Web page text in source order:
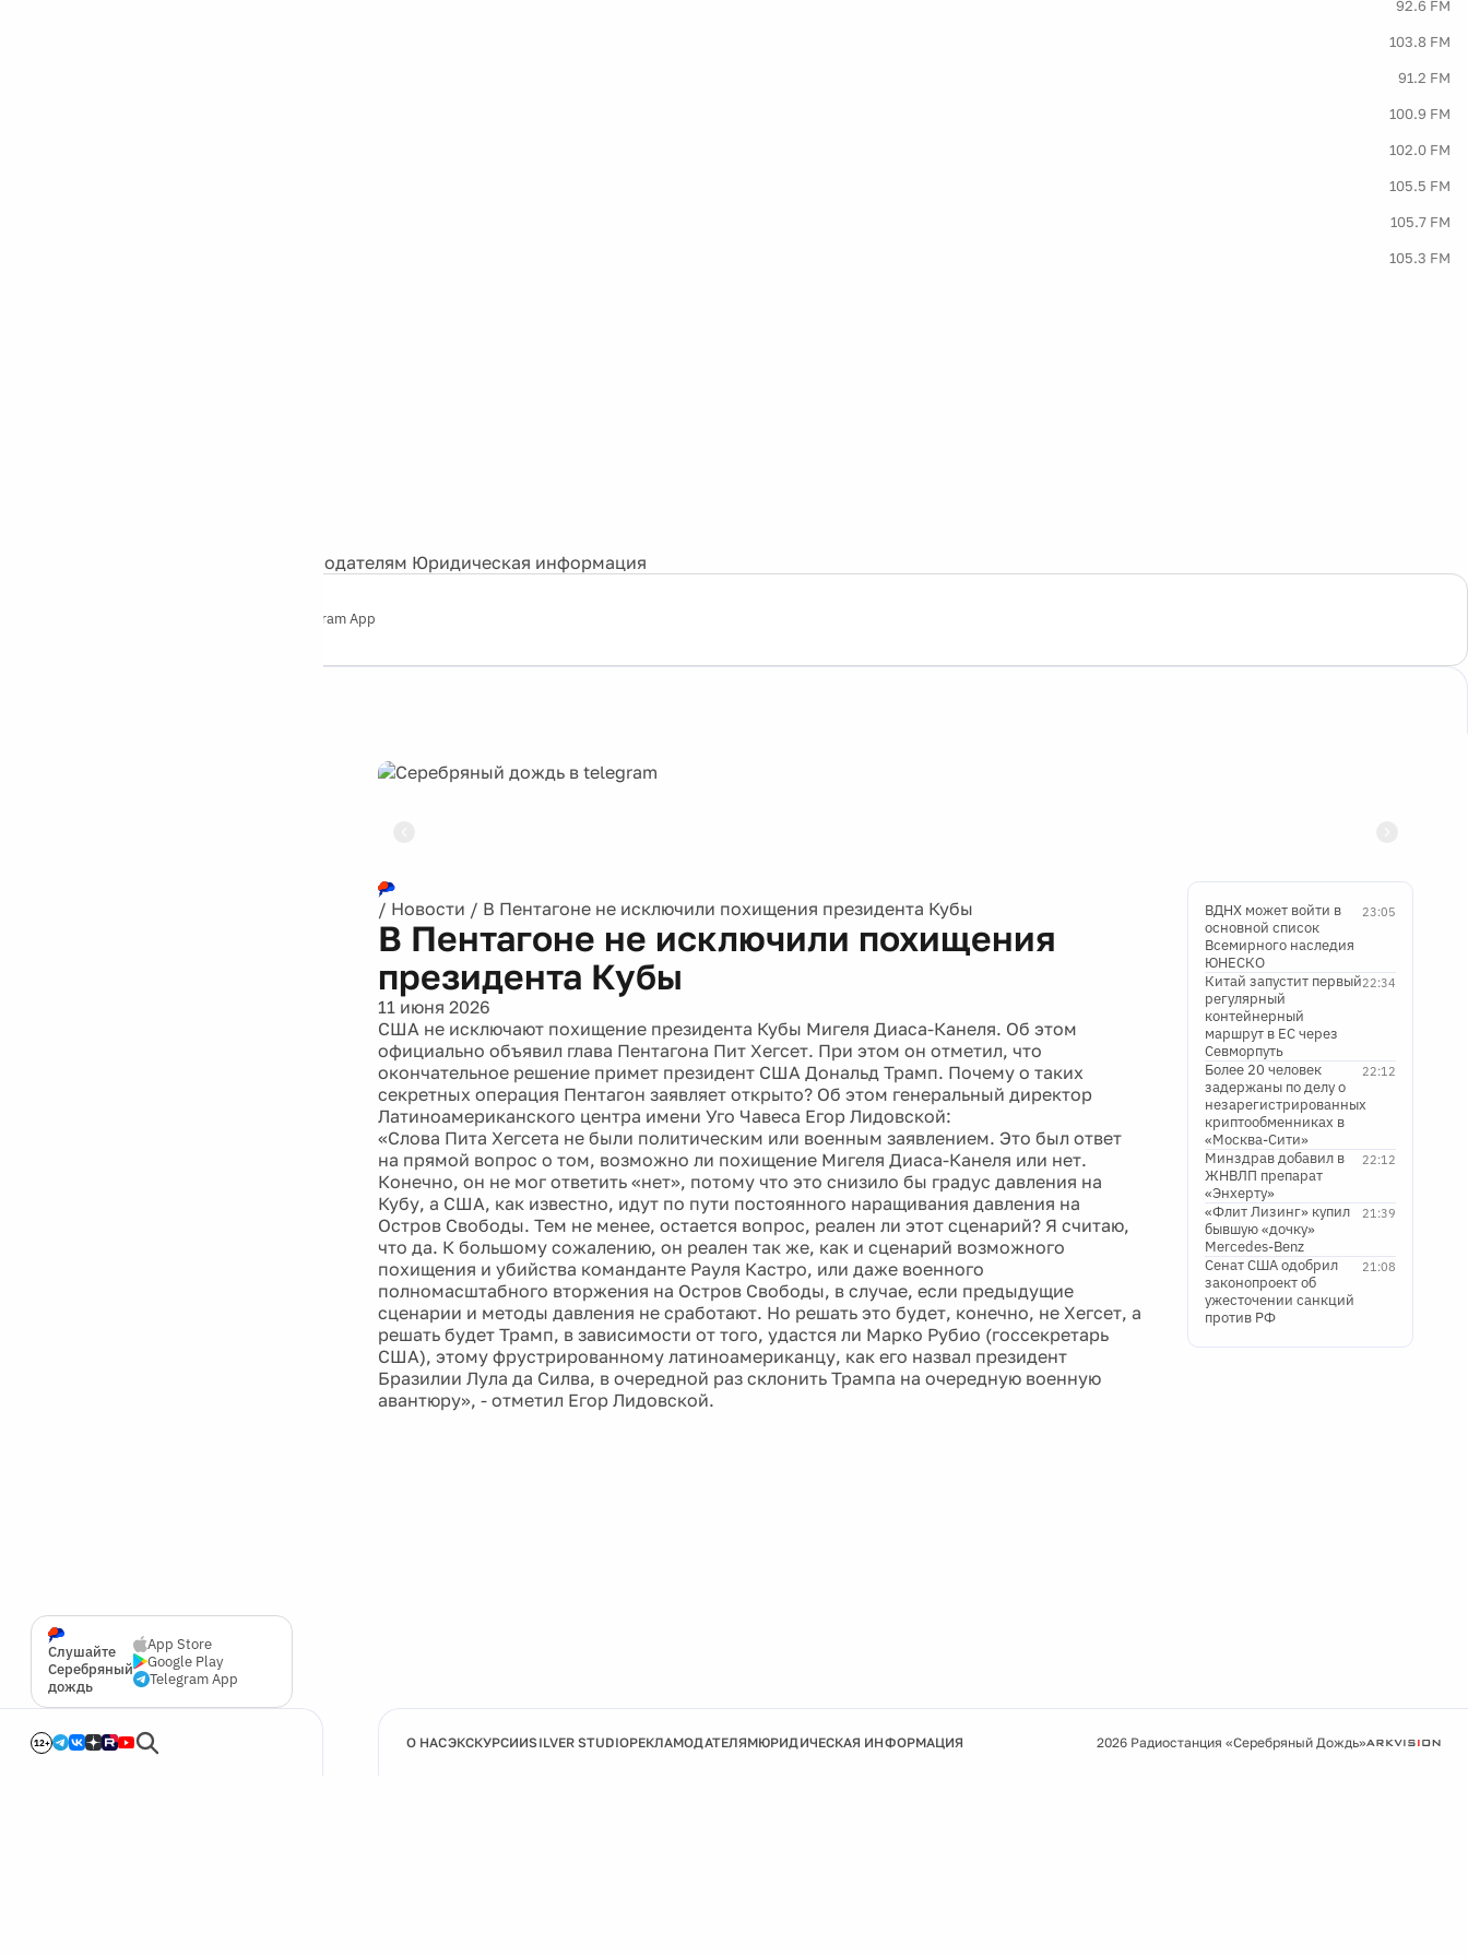
92.6 FM
103.8 FM
91.2 FM
100.9 FM
102.0 FM
105.5 FM
105.7 FM
105.3 FM
Рекламодателям Юридическая информация
Telegram App
Слушайте
Серебряный
дождь
App Store
Google Play
Telegram App
12+
/ Новости / В Пентагоне не исключили похищения президента Кубы
В Пентагоне не исключили похищения
президента Кубы
11 июня 2026
США не исключают похищение президента Кубы Мигеля Диаса-Канеля. Об этом
официально объявил глава Пентагона Пит Хегсет. При этом он отметил, что
окончательное решение примет президент США Дональд Трамп. Почему о таких
секретных операция Пентагон заявляет открыто? Об этом генеральный директор
Латиноамериканского центра имени Уго Чавеса Егор Лидовской:
«Слова Пита Хегсета не были политическим или военным заявлением. Это был ответ
на прямой вопрос о том, возможно ли похищение Мигеля Диаса-Канеля или нет.
Конечно, он не мог ответить «нет», потому что это снизило бы градус давления на
Кубу, а США, как известно, идут по пути постоянного наращивания давления на
Остров Свободы. Тем не менее, остается вопрос, реален ли этот сценарий? Я считаю,
что да. К большому сожалению, он реален так же, как и сценарий возможного
похищения и убийства команданте Рауля Кастро, или даже военного
полномасштабного вторжения на Остров Свободы, в случае, если предыдущие
сценарии и методы давления не сработают. Но решать это будет, конечно, не Хегсет, а
решать будет Трамп, в зависимости от того, удастся ли Марко Рубио (госсекретарь
США), этому фрустрированному латиноамериканцу, как его назвал президент
Бразилии Лула да Силва, в очередной раз склонить Трампа на очередную военную
авантюру», - отметил Егор Лидовской.
23:05
ВДНХ может войти в
основной список
Всемирного наследия
ЮНЕСКО
22:34
Китай запустит первый
регулярный
контейнерный
маршрут в ЕС через
Севморпуть
22:12
Более 20 человек
задержаны по делу о
незарегистрированных
криптообменниках в
«Москва-Сити»
22:12
Минздрав добавил в
ЖНВЛП препарат
«Энхерту»
21:39
«Флит Лизинг» купил
бывшую «дочку»
Mercedes-Benz
21:08
Сенат США одобрил
законопроект об
ужесточении санкций
против РФ
О НАСЭКСКУРСИИSILVER STUDIOРЕКЛАМОДАТЕЛЯМЮРИДИЧЕСКАЯ ИНФОРМАЦИЯ 2026 Радиостанция «Серебряный Дождь»